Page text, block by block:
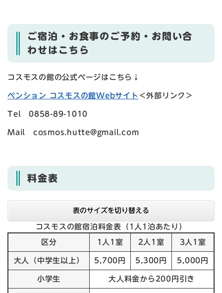
ご宿泊・お食事のご予約・お問い合
わせはこちら
コスモスの館の公式ページはこちら↓
ペンション コスモスの館Webサイト ＜外部リンク＞
Tel 0858-89-1010
Mail cosmos.hutte@gmail.com
料金表
表のサイズを切り替える
コスモスの館宿泊料金表（1人1泊あたり）
区分 1人1室 2人1室 3人1室
大人（中学生以上） 5,700円 5,300円 5,000円
小学生 大人料金から200円引き